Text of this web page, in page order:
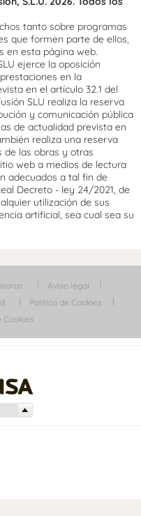
tanto sobre programas
que formen parte de ellos,
en esta página web.
ejerce la oposición
en la
en el artículo 32.1 del
SLU realiza la reserva
y comunicación pública
de actualidad prevista en
realiza una reserva
de las obras y otras
web a medios de lectura
adecuados a tal fin de
Decreto - ley 24/2021, de
utilización de sus
artificial, sea cual sea su
Aviso legal
Política de Cookies
Cookies